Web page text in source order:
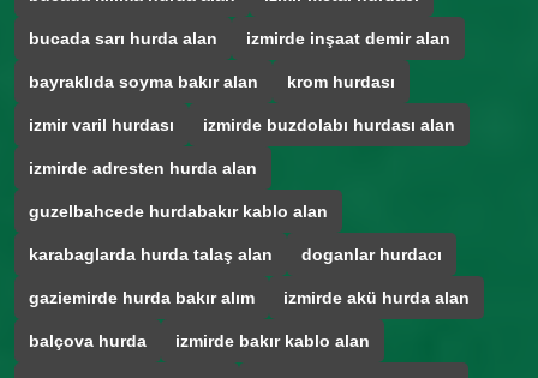
bucada sarı hurda alan izmirde inşaat demir alan
bayraklıda soyma bakır alan krom hurdası
izmir varil hurdası izmirde buzdolabı hurdası alan
izmirde adresten hurda alan
guzelbahcede hurdabakır kablo alan
karabaglarda hurda talaş alan doganlar hurdacı
gaziemirde hurda bakır alım izmirde akü hurda alan
balçova hurda izmirde bakır kablo alan